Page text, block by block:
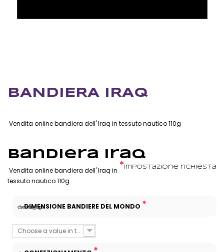
BANDIERA IRAQ
Vendita online bandiera dell' Iraq in tessuto nautico 110g
Bandiera Iraq
* Impostazione richiesta
Vendita online bandiera dell' Iraq in
tessuto nautico 110g
chevron_right
DIMENSIONE BANDIERE DEL MONDO *
Choose a value in the list